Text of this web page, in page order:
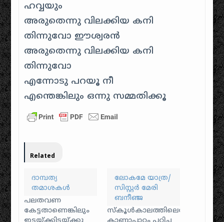
ഹവ്വയും
അരുതെന്നു വിലക്കിയ കനി
തിന്നുവോ ഈശ്വരന്‍
അരുതെന്നു വിലക്കിയ കനി
തിന്നുവോ
എന്നോടു പറയൂ നീ
എന്തെങ്കിലും ഒന്നു സമ്മതിക്കൂ
Related
ദാമ്പത്യ
തമാശകള്‍
പലതവണ
കേട്ടതാണെങ്കിലും
ലോകമേ യാത്ര/
സിസ്റ്റർ മേരി
ബനീഞ്ജ
സ്കൂൾകാലത്തിലെന്നോ